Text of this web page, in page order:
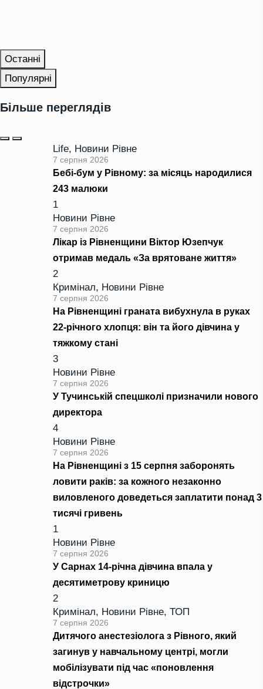
Останні
Популярні
Більше переглядів
Life, Новини Рівне
7 серпня 2026
Бебі-бум у Рівному: за місяць народилися
243 малюки
1
Новини Рівне
7 серпня 2026
Лікар із Рівненщини Віктор Юзепчук
отримав медаль «За врятоване життя»
2
Кримінал, Новини Рівне
7 серпня 2026
На Рівненщині граната вибухнула в руках
22-річного хлопця: він та його дівчина у
тяжкому стані
3
Новини Рівне
7 серпня 2026
У Тучинській спецшколі призначили нового
директора
4
Новини Рівне
7 серпня 2026
На Рівненщині з 15 серпня заборонять
ловити раків: за кожного незаконно
виловленого доведеться заплатити понад 3
тисячі гривень
1
Новини Рівне
7 серпня 2026
У Сарнах 14-річна дівчина впала у
десятиметрову криницю
2
Кримінал, Новини Рівне, ТОП
7 серпня 2026
Дитячого анестезіолога з Рівного, який
загинув у навчальному центрі, могли
мобілізувати під час «поновлення
відстрочки»